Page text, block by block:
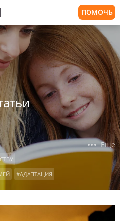
ПОМОЧЬ
#АДАПТАЦИЯ
Еще